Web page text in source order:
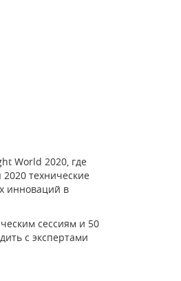
World 2020, где
технические
инноваций в
сессиям и 50
с экспертами